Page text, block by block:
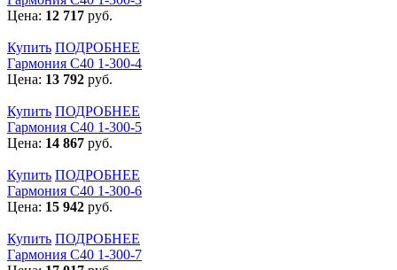
Цена: 12 717 руб.
Купить ПОДРОБНЕЕ
Гармония С40 1-300-4
Цена: 13 792 руб.
Купить ПОДРОБНЕЕ
Гармония С40 1-300-5
Цена: 14 867 руб.
Купить ПОДРОБНЕЕ
Гармония С40 1-300-6
Цена: 15 942 руб.
Купить ПОДРОБНЕЕ
Гармония С40 1-300-7